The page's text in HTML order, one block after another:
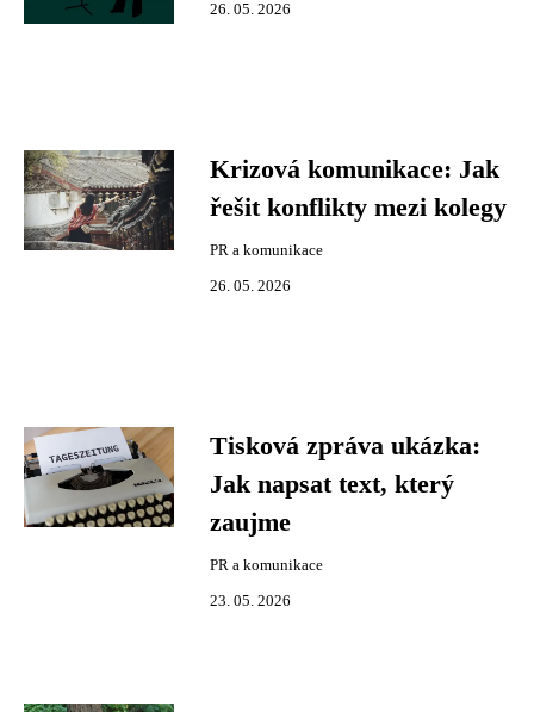
26. 05. 2026
Krizová komunikace: Jak
řešit konflikty mezi kolegy
PR a komunikace
26. 05. 2026
Tisková zpráva ukázka:
Jak napsat text, který
zaujme
PR a komunikace
23. 05. 2026